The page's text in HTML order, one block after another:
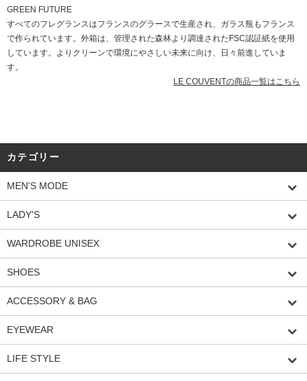
GREEN FUTURE
すべてのフレグランスはフランスのグラースで生産され、ガラス瓶もフランス
で作られています。外箱は、管理された森林より調達されたFSC認証紙を使用
しています。よりクリーンで環境にやさしい未来に向け、日々前進していま
す。
LE COUVENTの商品一覧はこちら
カテゴリー
MEN'S MODE
LADY'S
WARDROBE UNISEX
SHOES
ACCESSORY & BAG
EYEWEAR
LIFE STYLE